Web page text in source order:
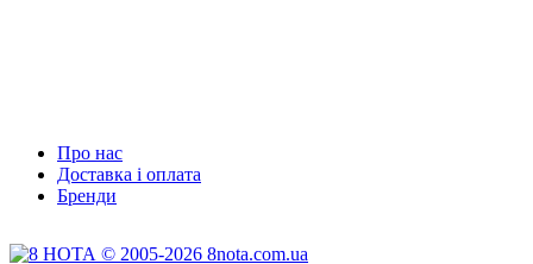
Про нас
Доставка і оплата
Бренди